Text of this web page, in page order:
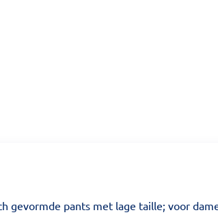
gevormde pants met lage taille; voor